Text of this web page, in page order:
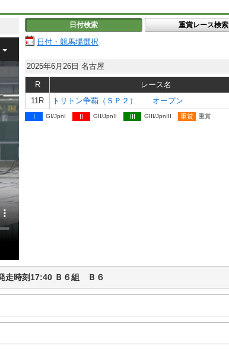
日付検索 重賞レース検索
日付・競馬場選択
2025年6月26日 名古屋
R
レース名
11R
トリトン争覇（ＳＰ２） オープン
I GI/JpnI II GII/JpnII III GIII/JpnIII 重賞 重賞
発走時刻17:40 Ｂ６組 Ｂ６